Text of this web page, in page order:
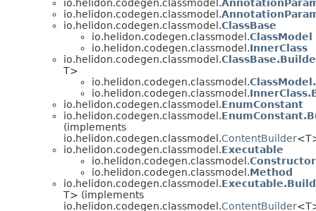
io.helidon.codegen.classmodel.
io.helidon.codegen.classmodel.
io.helidon.codegen.classmodel.ClassBase
io.helidon.codegen.classmodel.ClassModel
io.helidon.codegen.classmodel.InnerClass
io.helidon.codegen.classmodel.
T>
io.helidon.codegen.classmodel.
io.helidon.codegen.classmodel.
io.helidon.codegen.classmodel.EnumConstant
io.helidon.codegen.classmodel.
(implements
io.helidon.codegen.classmodel.ContentBuilder
io.helidon.codegen.classmodel.Executable
io.helidon.codegen.classmodel.Constructor
io.helidon.codegen.classmodel.Method
io.helidon.codegen.classmodel.
T> (implements
io.helidon.codegen.classmodel.ContentBuilder